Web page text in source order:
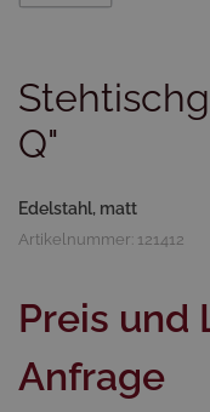
Q"
Edelstahl, matt
Artikelnummer: 121412
Preis und
Anfrage